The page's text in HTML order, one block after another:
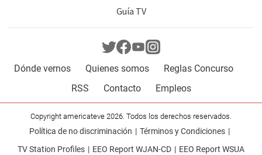
Guía TV
Dónde vernos Quienes somos
Reglas Concurso
RSS
Contacto Empleos
Copyright americateve 2026. Todos los derechos reservados.
Política de no discriminación
Términos y Condiciones
TV Station Profiles
EEO Report WJAN-CD EEO Report WSUA